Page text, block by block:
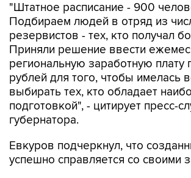
"Штатное расписание - 900
Подбираем людей в отряд из
резервистов - тех, кто получал
Приняли решение ввести
региональную заработную плату
рублей для того, чтобы имелась
выбирать тех, кто обладает
подготовкой", - цитирует пресс-
губернатора.
Евкуров подчеркнул, что
успешно справляется со своими